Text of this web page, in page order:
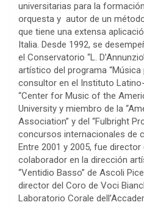
universitarias para la
orquesta y autor de un
que tiene una extensa
Italia. Desde 1992, se
el Conservatorio “L.
artístico del programa “Música
consultor en el Instituto
“Center for Music of the
University y miembro de la
Association” y del “Fulbright
concursos internacionales de
Entre 2001 y 2005, fue
colaborador en la dirección
“Ventidio Basso” de Ascoli
director del Coro de Voci
Laboratorio Corale